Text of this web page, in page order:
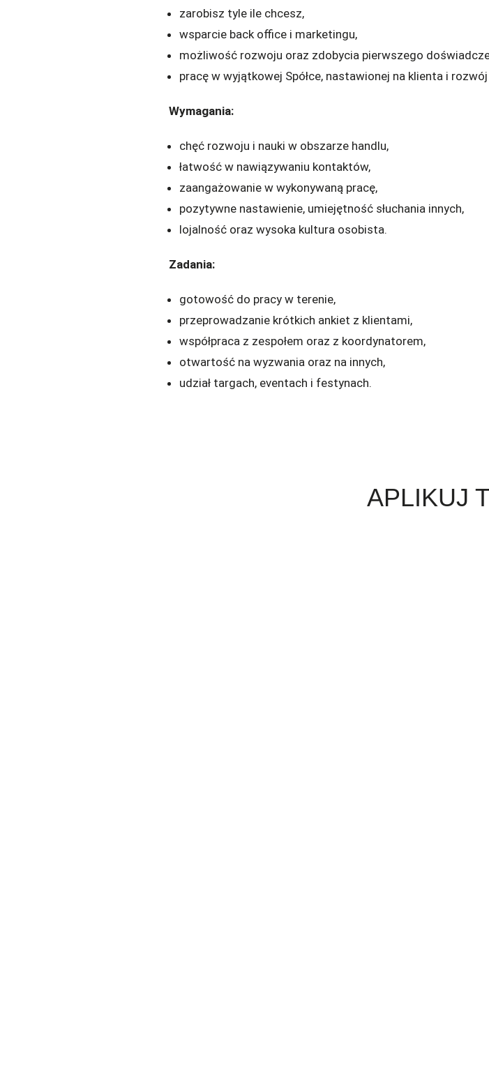
zarobisz tyle ile chcesz,
wsparcie back office i marketingu,
możliwość rozwoju oraz zdobycia pierwszego
pracę w wyjątkowej Spółce, nastawionej na klienta i
Wymagania:
chęć rozwoju i nauki w obszarze handlu,
łatwość w nawiązywaniu kontaktów,
zaangażowanie w wykonywaną pracę,
pozytywne nastawienie, umiejętność słuchania innych,
lojalność oraz wysoka kultura osobista.
Zadania:
gotowość do pracy w terenie,
przeprowadzanie krótkich ankiet z klientami,
współpraca z zespołem oraz z koordynatorem,
otwartość na wyzwania oraz na innych,
udział targach, eventach i festynach.
APLIKUJ